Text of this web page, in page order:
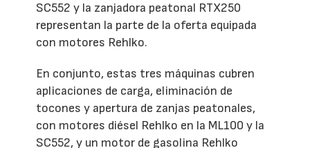
SC552 y la zanjadora peatonal RTX250
representan la parte de la oferta equipada
con motores Rehlko.
En conjunto, estas tres máquinas cubren
aplicaciones de carga, eliminación de
tocones y apertura de zanjas peatonales,
con motores diésel Rehlko en la ML100 y la
SC552, y un motor de gasolina Rehlko